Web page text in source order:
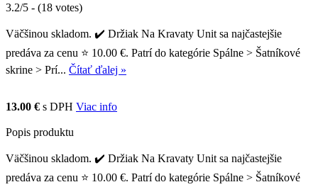
3.2/5 - (18 votes)
Väčšinou skladom. ✔️ Držiak Na Kravaty Unit sa najčastejšie
predáva za cenu ⭐ 10.00 €. Patrí do kategórie Spálne > Šatníkové
skrine > Prí... Čítať ďalej »
13.00 € s DPH Viac info
Popis produktu
Väčšinou skladom. ✔️ Držiak Na Kravaty Unit sa najčastejšie
predáva za cenu ⭐ 10.00 €. Patrí do kategórie Spálne > Šatníkové